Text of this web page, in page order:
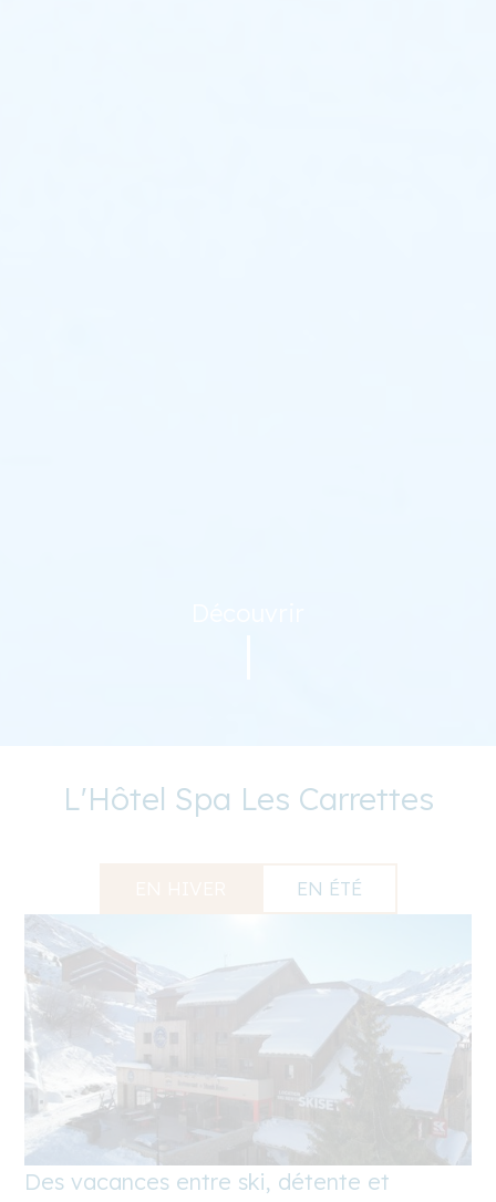
L'Hôtel Spa Les Carrettes
EN ÉTÉ
Des vacances entre ski, détente et